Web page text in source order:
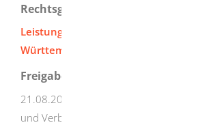
Rechtsgrundlage
Leistungssatzung der
Württemberg
Freigabevermerk
21.08.2023 Ministerium für Ernährung,
und Verbraucherschutz Baden-